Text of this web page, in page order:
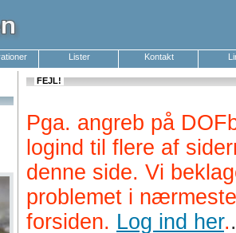
Lister Kontakt
FEJL!
Pga. angreb på
logind til flere af
denne side. Vi
problemet i
forsiden. Log ind her..